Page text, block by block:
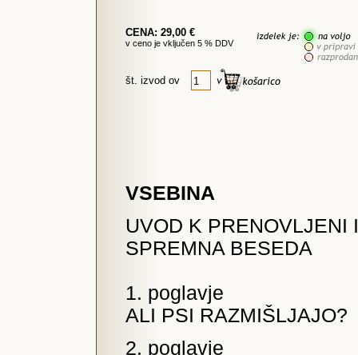
CENA: 29,00 €
v ceno je vključen 5 % DDV
št. izvod ov
VSEBINA
UVOD K PRENOVLJENI
SPREMNA BESEDA
1. poglavje
ALI PSI RAZMIŠLJAJO?
2. poglavje